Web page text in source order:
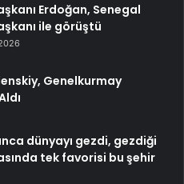
Erdoğan, Senegal
ile görüştü
Genelkurmay
dünyayı gezdi, gezdiği
tek favorisi bu şehir